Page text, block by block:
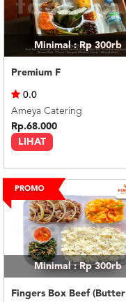
LOYALTY
PROGRAM
FAQ
ABOUT
BLOG
TERMS
CALL
CENTER
5091
LOGIN
DAFTAR
Minimal : Rp 300rb
Premium F
LIHAT
0.0
Ameya Catering
Rp.68.000
Minimal : Rp 300rb